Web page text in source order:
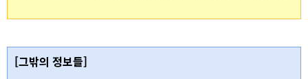
[그밖의 정보들]